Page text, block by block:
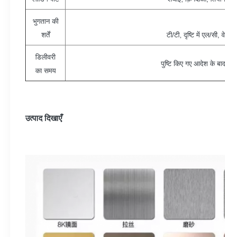
भुगतान की
शर्तें
टी/टी, दृष्टि में एल/सी,
डिलीवरी
का समय
पुष्टि किए गए आदेश के
उत्पाद दिखाएँ